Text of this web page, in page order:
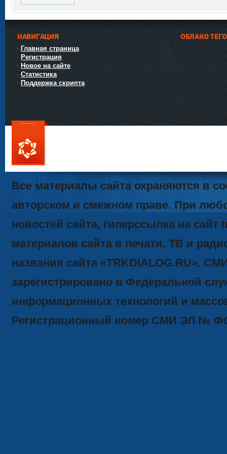
НАВИГАЦИЯ
Главная страница
Регистрация
Новое на сайте
Статистика
Поддержка скрипта
ОБЛАКО
111
Все материалы сайта охраняются в
авторском и смежном праве. При
новостей сайта, гиперссылка на
материалов сайта в печати, ТВ и
названия сайта «TRKDIALOG.RU».
зарегистрировано в Федеральной
информационных технологий и
Регистрационный номер СМИ ЭЛ №